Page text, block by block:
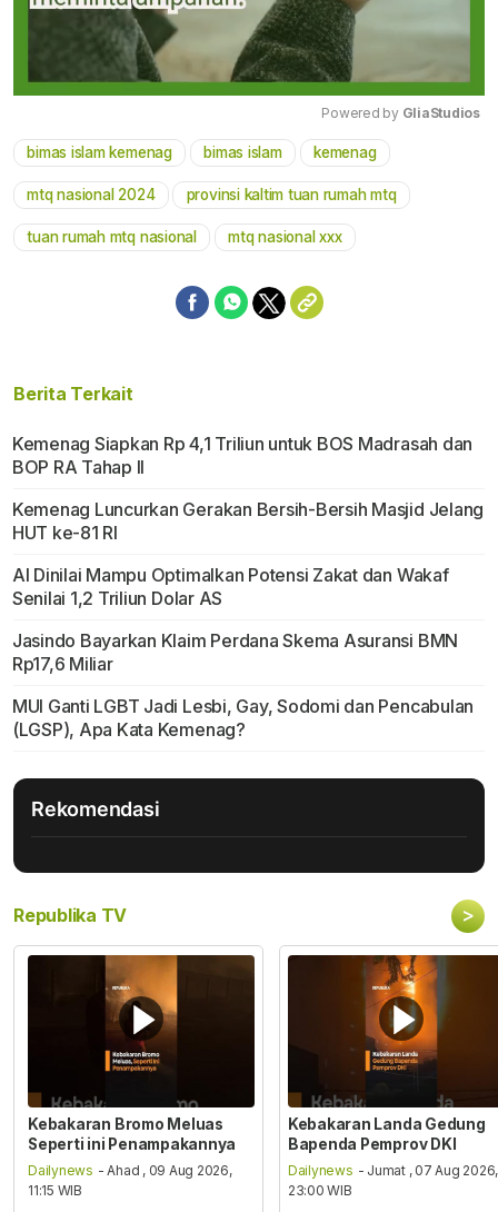
Powered by GliaStudios
bimas islam kemenag bimas islam kemenag
mtq nasional 2024 provinsi kaltim tuan rumah mtq
tuan rumah mtq nasional mtq nasional xxx
Berita Terkait
Kemenag Siapkan Rp 4,1 Triliun untuk BOS Madrasah dan
BOP RA Tahap II
Kemenag Luncurkan Gerakan Bersih-Bersih Masjid Jelang
HUT ke-81 RI
AI Dinilai Mampu Optimalkan Potensi Zakat dan Wakaf
Senilai 1,2 Triliun Dolar AS
Jasindo Bayarkan Klaim Perdana Skema Asuransi BMN
Rp17,6 Miliar
MUI Ganti LGBT Jadi Lesbi, Gay, Sodomi dan Pencabulan
(LGSP), Apa Kata Kemenag?
Rekomendasi
Republika TV >
Kebakaran Bromo Meluas
Seperti ini Penampakannya
Dailynews - Ahad , 09 Aug 2026,
11:15 WIB
Kebakaran Landa Gedung
Bapenda Pemprov DKI
Dailynews - Jumat , 07 Aug 2026,
23:00 WIB